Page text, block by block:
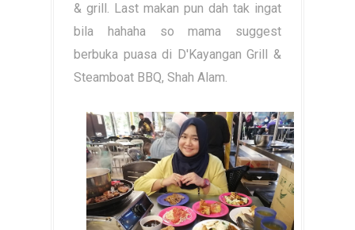
& grill. Last makan pun dah tak ingat
bila hahaha so mama suggest
berbuka puasa di D'Kayangan Grill &
Steamboat BBQ, Shah Alam.